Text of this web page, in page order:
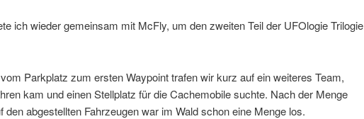
ich wieder gemeinsam mit McFly, um den zweiten Teil der UFOlogie Trilogie
Parkplatz zum ersten Waypoint trafen wir kurz auf ein weiteres Team,
kam und einen Stellplatz für die Cachemobile suchte. Nach der Menge
den abgestellten Fahrzeugen war im Wald schon eine Menge los.